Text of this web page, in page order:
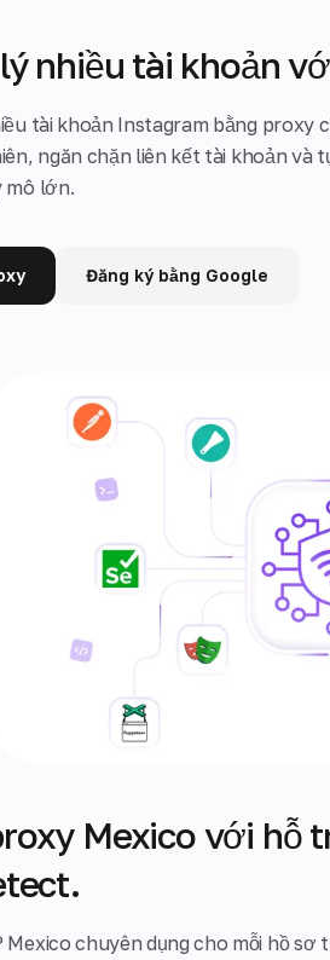
nhiều tài khoản
tài khoản Instagram bằng proxy
ngăn chặn liên kết tài khoản và
mô lớn.
Đăng ký bằng Google
Mexico với hỗ
Mexico chuyên dụng cho mỗi hồ